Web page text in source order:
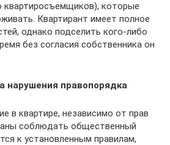
квартиросъемщиков), которые
Квартирант имеет полное
однако подселить кого-либо
без согласия собственника он
нарушения правопорядка
в квартире, независимо от прав
соблюдать общественный
к установленным правилам,